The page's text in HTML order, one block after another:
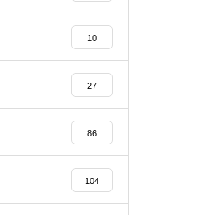
10
27
86
104